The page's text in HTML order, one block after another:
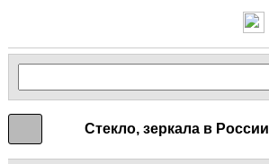
Стекло, зеркала в России